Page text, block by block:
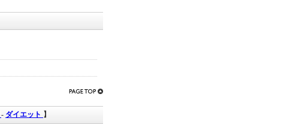
- ダイエット 】